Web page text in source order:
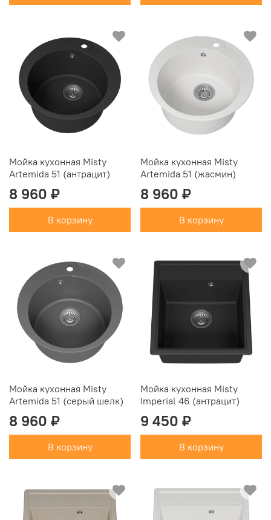
Мойка кухонная Misty
Artemida 51 (антрацит)
8 960 ₽
В корзину
Мойка кухонная Misty
Artemida 51 (жасмин)
8 960 ₽
В корзину
Мойка кухонная Misty
Artemida 51 (серый шелк)
8 960 ₽
В корзину
Мойка кухонная Misty
Imperial 46 (антрацит)
9 450 ₽
В корзину